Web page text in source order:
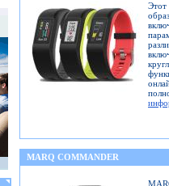
MARQ COMMANDER